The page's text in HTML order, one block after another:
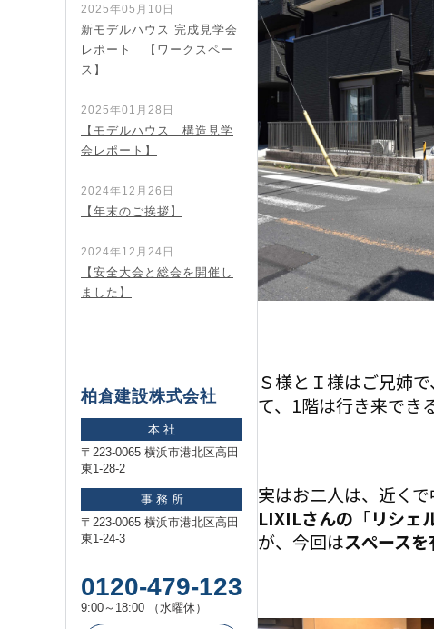
Ｓ様とＩ様はご兄姉
て、1階は行き来でき
実はお二人は、近く
LIXILさんの 「リシェ
が、今回はスペース
2025年05月10日
新モデルハウス 完成見学会
レポート 【ワークスペー
ス】
2025年01月28日
【モデルハウス 構造見学
会レポート】
2024年12月26日
【年末のご挨拶】
2024年12月24日
【安全大会と総会を開催し
ました】
柏倉建設株式会社
本 社
〒223-0065 横浜市港北区高田
東1-28-2
事 務 所
〒223-0065 横浜市港北区高田
東1-24-3
0120-479-123
9:00～18:00 （水曜休）